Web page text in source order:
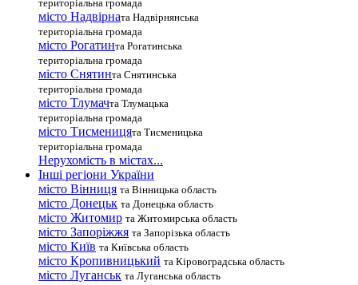
територіальна громада
місто Надвірната Надвірнянська
територіальна громада
місто Рогатинта Рогатинська
територіальна громада
місто Снятинта Снятинська
територіальна громада
місто Тлумачта Тлумацька
територіальна громада
місто Тисменицята Тисменицька
територіальна громада
Нерухомість в містах...
Інші регіони України
місто Вінниця та Вінницька область
місто Донецьк та Донецька область
місто Житомир та Житомирська область
місто Запоріжжя та Запорізька область
місто Київ та Київська область
місто Кропивницький та Кіровоградська область
місто Луганськ та Луганська область